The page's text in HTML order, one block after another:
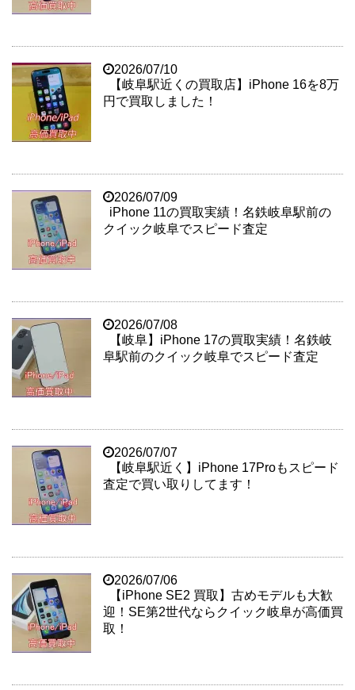
2026/07/10
【岐阜駅近くの買取店】iPhone 16を8万
円で買取しました！
2026/07/09
iPhone 11の買取実績！名鉄岐阜駅前の
クイック岐阜でスピード査定
2026/07/08
【岐阜】iPhone 17の買取実績！名鉄岐
阜駅前のクイック岐阜でスピード査定
2026/07/07
【岐阜駅近く】iPhone 17Proもスピード
査定で買い取りしてます！
2026/07/06
【iPhone SE2 買取】古めモデルも大歓
迎！SE第2世代ならクイック岐阜が高価買
取！